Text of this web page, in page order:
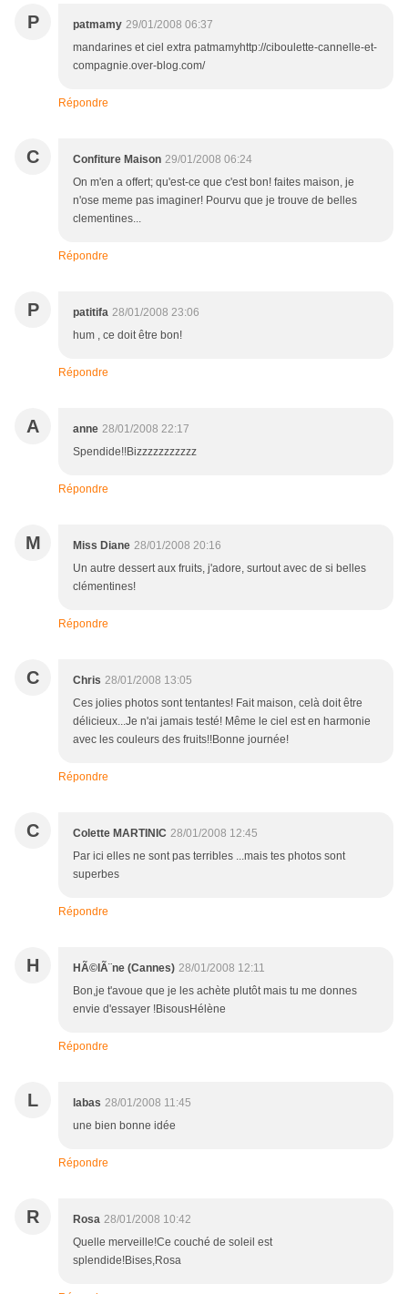
P patmamy 29/01/2008 06:37
mandarines et ciel extra patmamyhttp://ciboulette-cannelle-et-
compagnie.over-blog.com/
Répondre
C Confiture Maison 29/01/2008 06:24
On m'en a offert; qu'est-ce que c'est bon! faites maison, je
n'ose meme pas imaginer! Pourvu que je trouve de belles
clementines...
Répondre
P patitifa 28/01/2008 23:06
hum , ce doit être bon!
Répondre
A anne 28/01/2008 22:17
Spendide!!Bizzzzzzzzzzz
Répondre
M Miss Diane 28/01/2008 20:16
Un autre dessert aux fruits, j'adore, surtout avec de si belles
clémentines!
Répondre
C Chris 28/01/2008 13:05
Ces jolies photos sont tentantes! Fait maison, celà doit être
délicieux...Je n'ai jamais testé! Même le ciel est en harmonie
avec les couleurs des fruits!!Bonne journée!
Répondre
C Colette MARTINIC 28/01/2008 12:45
Par ici elles ne sont pas terribles ...mais tes photos sont
superbes
Répondre
H HÃ©lÃ¨ne (Cannes) 28/01/2008 12:11
Bon,je t'avoue que je les achète plutôt mais tu me donnes
envie d'essayer !BisousHélène
Répondre
L labas 28/01/2008 11:45
une bien bonne idée
Répondre
R Rosa 28/01/2008 10:42
Quelle merveille!Ce couché de soleil est
splendide!Bises,Rosa